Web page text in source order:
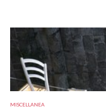
MISCELLANEA